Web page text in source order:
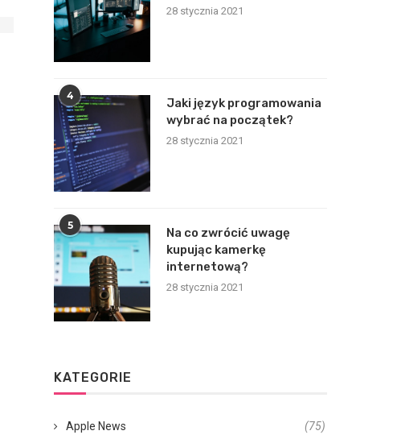
28 stycznia 2021
4
Jaki język programowania
wybrać na początek?
28 stycznia 2021
5
Na co zwrócić uwagę
kupując kamerkę
internetową?
28 stycznia 2021
KATEGORIE
Apple News (75)